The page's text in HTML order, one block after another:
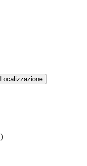
Localizzazione